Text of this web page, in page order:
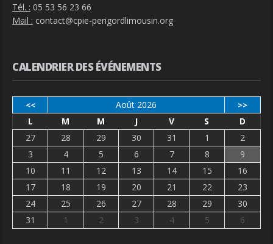
Tél. : 05 53 56 23 66
Mail : contact@cpie-perigordlimousin.org
CALENDRIER DES ÉVÉNEMENTS
<< Août 2026 >>
L M M J V S
D
27
28 29 30 31 1
2
3
4 5 6 7 8
9
10
11 12 13 14 15
16
17
18 19 20 21 22
23
24
25 26 27 28 29
30
31
1 2 3 4 5 6